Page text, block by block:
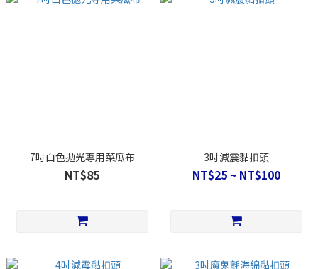
7吋白色拋光專用菜瓜布
NT$85
3吋減震黏扣頭
NT$25 ~ NT$100